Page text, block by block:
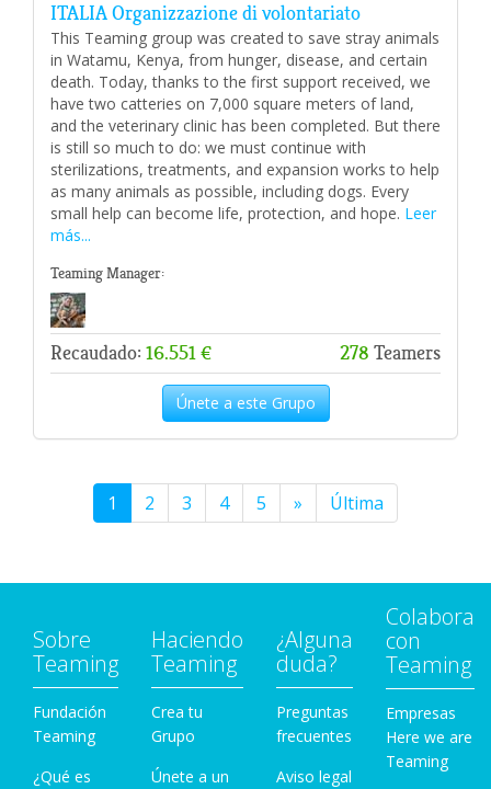
ITALIA Organizzazione di volontariato
This Teaming group was created to save stray animals
in Watamu, Kenya, from hunger, disease, and certain
death. Today, thanks to the first support received, we
have two catteries on 7,000 square meters of land,
and the veterinary clinic has been completed. But there
is still so much to do: we must continue with
sterilizations, treatments, and expansion works to help
as many animals as possible, including dogs. Every
small help can become life, protection, and hope. Leer
más...
Teaming Manager:
Recaudado: 16.551 € 278 Teamers
Únete a este Grupo
1 2 3 4 5 » Última
Sobre
Teaming
Fundación
Teaming
¿Qué es
Haciendo
Teaming
Crea tu
Grupo
Únete a un
¿Alguna
duda?
Preguntas
frecuentes
Aviso legal
Colabora
con
Teaming
Empresas
Here we are
Teaming